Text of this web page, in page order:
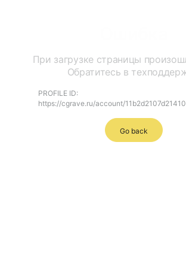
При загрузке страницы
Обратитесь в
PROFILE ID:
https://cgrave.ru/account/
Go back